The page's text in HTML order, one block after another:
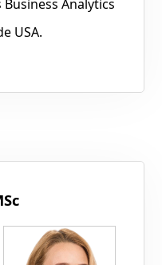
Analytics
USA.